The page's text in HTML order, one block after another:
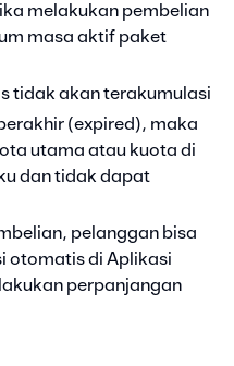
melakukan pembelian
masa aktif paket
tidak akan terakumulasi
(expired), maka
utama atau kuota di
dan tidak dapat
pelanggan bisa
otomatis di Aplikasi
perpanjangan